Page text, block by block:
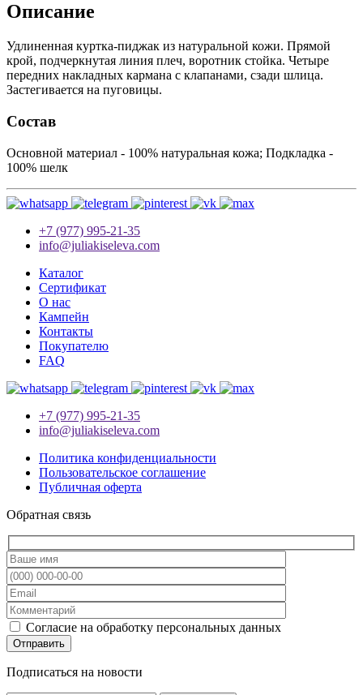
Описание
Удлиненная куртка-пиджак из натуральной кожи. Прямой
крой, подчеркнутая линия плеч, воротник стойка. Четыре
передних накладных кармана с клапанами, сзади шлица.
Застегивается на пуговицы.
Состав
Основной материал - 100% натуральная кожа; Подкладка -
100% шелк
+7 (977) 995-21-35
info@juliakiseleva.com
Каталог
Сертификат
О нас
Кампейн
Контакты
Покупателю
FAQ
+7 (977) 995-21-35
info@juliakiseleva.com
Политика конфиденциальности
Пользовательское соглашение
Публичная оферта
Обратная связь
Согласие на обработку персональных данных
Подписаться на новости